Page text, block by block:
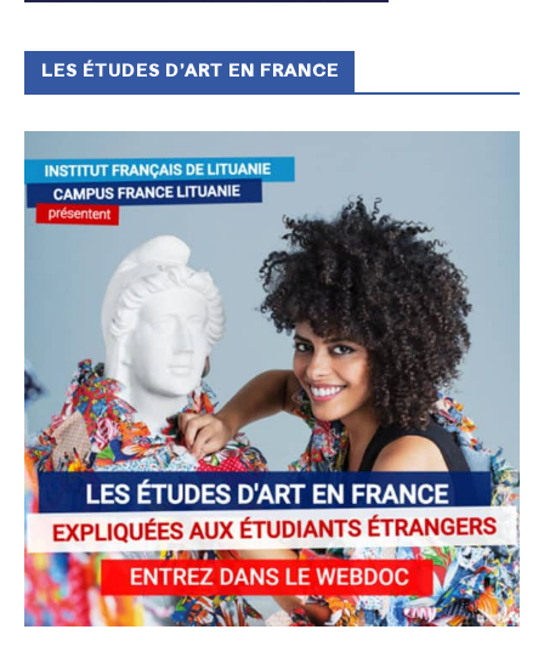
LES ÉTUDES D’ART EN FRANCE